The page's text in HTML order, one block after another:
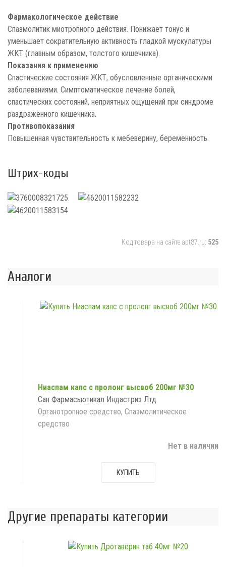
Фармакологическое действие
Спазмолитик миотропного действия. Понижает тонус и
уменьшает сократительную активность гладкой мускулатуры
ЖКТ (главным образом, толстого кишечника).
Показания к применению
Спастические состояния ЖКТ, обусловленные органическими
заболеваниями. Симптоматическое лечение болей,
спастических состояний, неприятных ощущений при синдроме
раздражённого кишечника.
Противопоказания
Повышенная чувствительность к мебеверину, беременность.
Штрих-коды
Код товара на сайте apt87.ru: 525
Аналоги
Ниаспам капс с пролонг высвоб 200мг №30
Сан Фармасьютикал Индастриз Лтд
Органотропное средство, Спазмолитическое
средство
Нет в наличии
КУПИТЬ
Другие препараты категории